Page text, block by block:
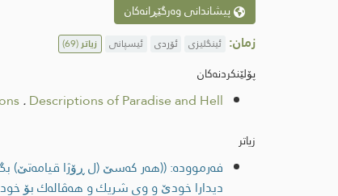
پیشاندانی وەرگێڕانەکان
زمان: ئینگلیزی ئۆردی ئیسپانی زیاتر(69)
پۆلێنکردنەکان
.Descriptions of Paradise and Hell
زیاتر
فەرموودە: ((هەر کەسێ (ل ڕۆژا قیامەتێ)
دیدارا خودێ و وی شریك و هه‌ڤاله‌ك بۆ